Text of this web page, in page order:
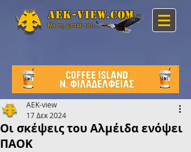
Aek-view.com
Με τη ματιά του...
Οι σκέψεις του Αλμέιδα ενόψει
ΠΑΟΚ
AEK-view
17 Δεκ 2024